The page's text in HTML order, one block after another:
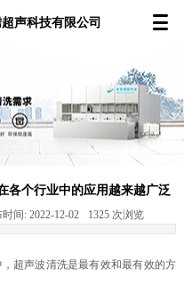
声科技有限公司
各个行业中的应用越来越广泛
时间: 2022-12-02 1325 次浏览
超声波清洗是最有效和最有效的方